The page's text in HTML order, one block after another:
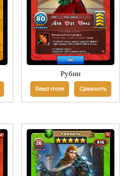
Рубин
Read more Сравнить